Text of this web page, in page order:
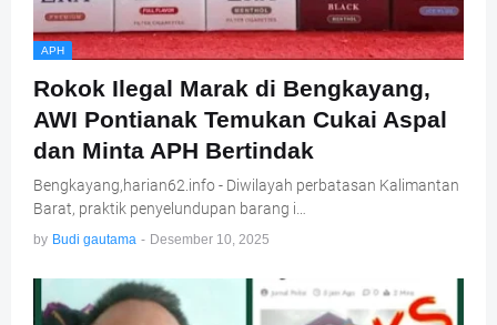
APH
Rokok Ilegal Marak di Bengkayang,
AWI Pontianak Temukan Cukai Aspal
dan Minta APH Bertindak
Bengkayang,harian62.info - Diwilayah perbatasan Kalimantan
Barat, praktik penyelundupan barang i…
by Budi gautama - Desember 10, 2025